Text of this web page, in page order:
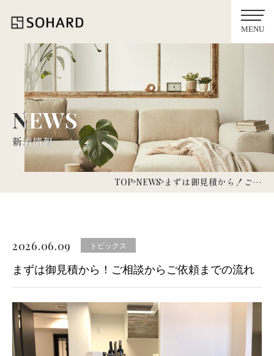
NEWS
新着情報
NEWS
新着情報
TOP NEWS まずは御見積から！ご…
2026.06.09 トピックス
まずは御見積から！ご相談からご依頼までの流れ